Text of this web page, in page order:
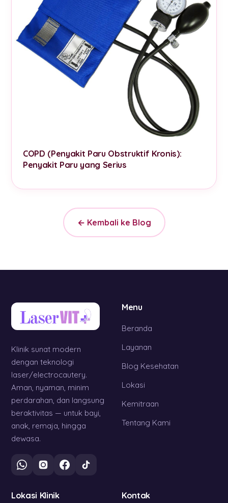
COPD (Penyakit Paru Obstruktif Kronis):
Penyakit Paru yang Serius
← Kembali ke Blog
Klinik sunat modern
dengan teknologi
laser/electrocautery.
Aman, nyaman, minim
perdarahan, dan langsung
beraktivitas — untuk bayi,
anak, remaja, hingga
dewasa.
Menu
Beranda
Layanan
Blog Kesehatan
Lokasi
Kemitraan
Tentang Kami
Lokasi Klinik Kontak